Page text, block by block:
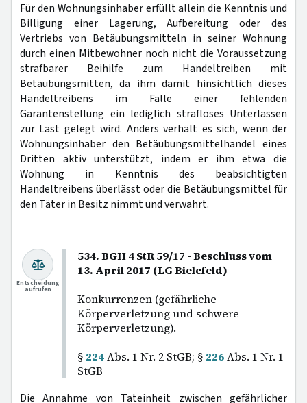
Für den Wohnungsinhaber erfüllt allein die Kenntnis und
Billigung einer Lagerung, Aufbereitung oder des
Vertriebs von Betäubungsmitteln in seiner Wohnung
durch einen Mitbewohner noch nicht die Voraussetzung
strafbarer Beihilfe zum Handeltreiben mit
Betäubungsmitten, da ihm damit hinsichtlich dieses
Handeltreibens im Falle einer fehlenden
Garantenstellung ein lediglich strafloses Unterlassen
zur Last gelegt wird. Anders verhält es sich, wenn der
Wohnungsinhaber den Betäubungsmittelhandel eines
Dritten aktiv unterstützt, indem er ihm etwa die
Wohnung in Kenntnis des beabsichtigten
Handeltreibens überlässt oder die Betäubungsmittel für
den Täter in Besitz nimmt und verwahrt.
534. BGH 4 StR 59/17 - Beschluss vom
13. April 2017 (LG Bielefeld)
Konkurrenzen (gefährliche
Körperverletzung und schwere
Körperverletzung).
§ 224Abs. 1 Nr. 2 StGB; § 226Abs. 1 Nr. 1
StGB
Entscheidung
aufrufen
Die Annahme von Tateinheit zwischen gefährlicher